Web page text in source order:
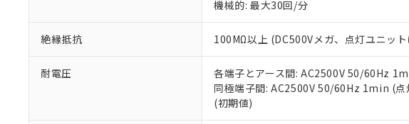
機械的: 最大30回/分
絶縁抵抗 100MΩ以上 (DC500Vメガ、点灯ユニッ
耐電圧
各端子とアース間: AC2500V 50/60Hz
同極端子間: AC2500V 50/60Hz 1min (点
(初期値)
51物質の非含有証明書（当社基準）
※本証明書は発行日時点で非含有を証
また、RoHS指令のフタル酸エステ
混在することから備考欄に対応日を記
り割愛しております。